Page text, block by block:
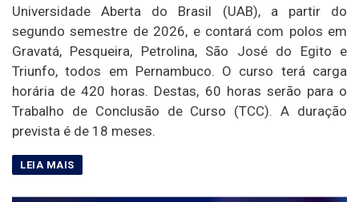
Universidade Aberta do Brasil (UAB), a partir do
segundo semestre de 2026, e contará com polos em
Gravatá, Pesqueira, Petrolina, São José do Egito e
Triunfo, todos em Pernambuco. O curso terá carga
horária de 420 horas. Destas, 60 horas serão para o
Trabalho de Conclusão de Curso (TCC). A duração
prevista é de 18 meses.